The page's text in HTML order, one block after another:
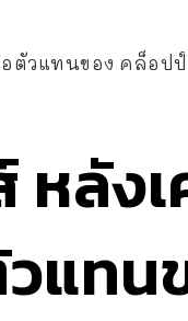
ตัวแทนของ คล็อปป์
หลัง
แทน